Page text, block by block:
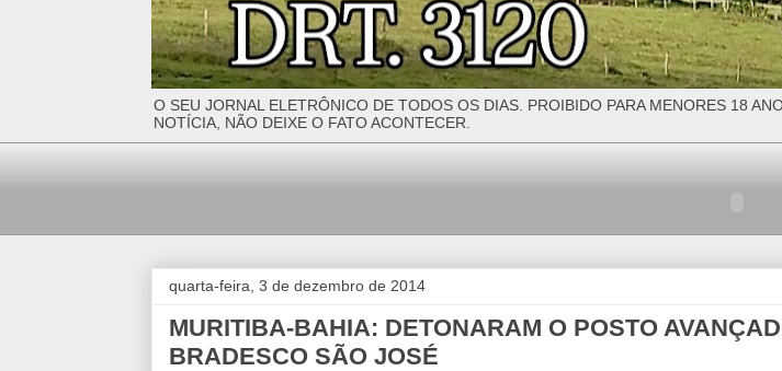
O SEU JORNAL ELETRÔNICO DE TODOS OS DIAS. PROIBIDO PARA MENORES 18
NOTÍCIA, NÃO DEIXE O FATO ACONTECER.
quarta-feira, 3 de dezembro de 2014
MURITIBA-BAHIA: DETONARAM O POSTO
BRADESCO SÃO JOSÉ